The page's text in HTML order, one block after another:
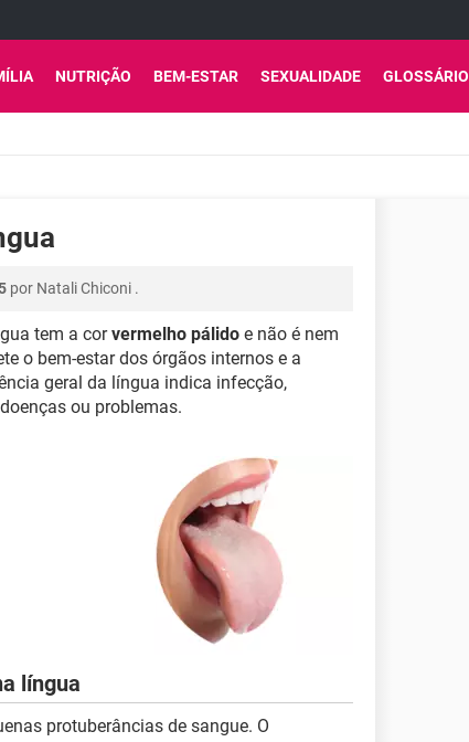
NUTRIÇÃO BEM-ESTAR SEXUALIDADE GLOSSÁRIO
por Natali Chiconi .
tem a corvermelho pálido e não é nem
o bem-estar dos órgãos internos e a
geral da língua indica infecção,
ou problemas.
língua
protuberâncias de sangue. O